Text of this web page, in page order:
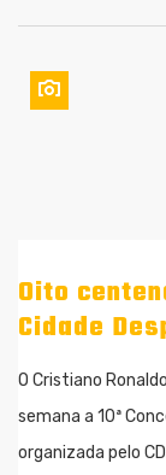
Oito
Cidade
O Cristiano
semana a 10ª
organizada pelo